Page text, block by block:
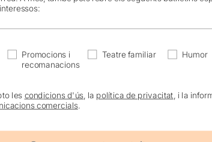
Promocions i
recomanacions
Teatre familiar Humor
les condicions d'ús , la política de privacitat , i la
comercials.